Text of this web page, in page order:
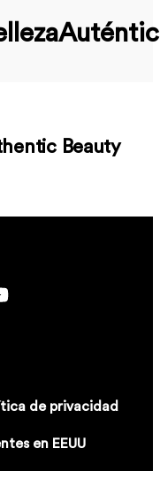
Beauty
de privacidad
en EEUU